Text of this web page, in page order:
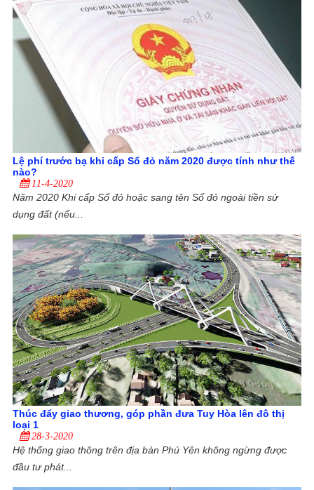
Lệ phí trước bạ khi cấp Sổ đỏ năm 2020 được tính như thế
nào?
11-4-2020
Năm 2020 Khi cấp Sổ đỏ hoặc sang tên Sổ đỏ ngoài tiền sử
dụng đất (nếu...
Thúc đẩy giao thương, góp phần đưa Tuy Hòa lên đô thị
loại 1
28-3-2020
Hệ thống giao thông trên địa bàn Phú Yên không ngừng được
đầu tư phát...